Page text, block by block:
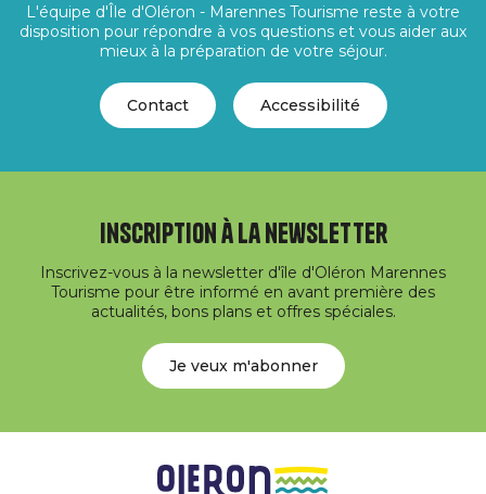
L'équipe d'Île d'Oléron - Marennes Tourisme reste à votre
disposition pour répondre à vos questions et vous aider aux
mieux à la préparation de votre séjour.
Contact Accessibilité
Inscription à la newsletter
Inscrivez-vous à la newsletter d'île d'Oléron Marennes
Tourisme pour être informé en avant première des
actualités, bons plans et offres spéciales.
Je veux m'abonner